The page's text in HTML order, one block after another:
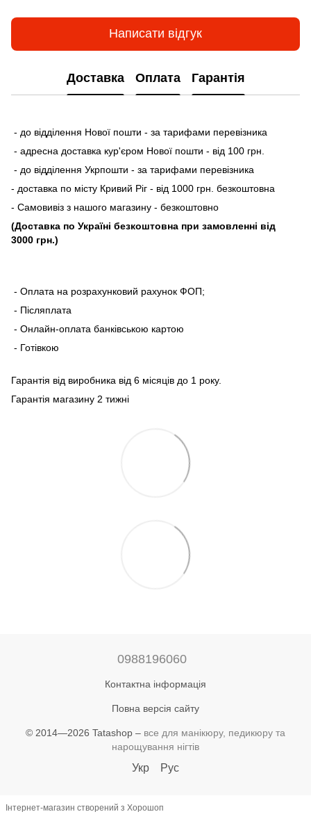
Написати відгук
Доставка Оплата Гарантія
- до відділення Нової пошти - за тарифами перевізника
- адресна доставка кур'єром Нової пошти - від 100 грн.
- до відділення Укрпошти - за тарифами перевізника
- доставка по місту Кривий Ріг - від 1000 грн. безкоштовна
- Самовивіз з нашого магазину - безкоштовно
(Доставка по Україні безкоштовна при замовленні від
3000 грн.)
- Оплата на розрахунковий рахунок ФОП;
- Післяплата
- Онлайн-оплата банківською картою
- Готівкою
Гарантія від виробника від 6 місяців до 1 року.
Гарантія магазину 2 тижні
0988196060
Контактна інформація
Повна версія сайту
© 2014—2026 Tatashop – все для манікюру, педикюру та
нарощування нігтів
Укр Рус
Інтернет-магазин створений з Хорошоп